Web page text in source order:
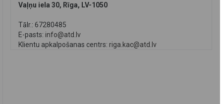
Vaļņu iela 30, Rīga, LV-1050
Tālr.: 67280485
E-pasts: info@atd.lv
Klientu apkalpošanas centrs: riga.kac@atd.lv